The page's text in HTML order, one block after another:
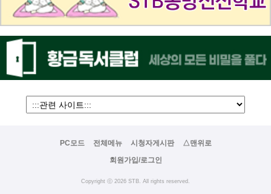
PC모드 전체메뉴 시청자게시판
△맨위로
회원가입/로그인
Copyright ⓒ 2026 STB. All rights reserved.